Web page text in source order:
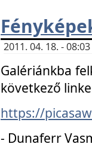
2011. 04. 18. -
Galériánkba
következő
https://
- Dunaferr